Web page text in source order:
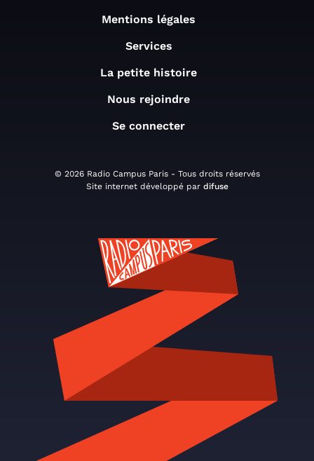
Mentions légales
Services
La petite histoire
Nous rejoindre
Se connecter
© 2026 Radio Campus Paris - Tous droits réservés
Site internet développé par difuse